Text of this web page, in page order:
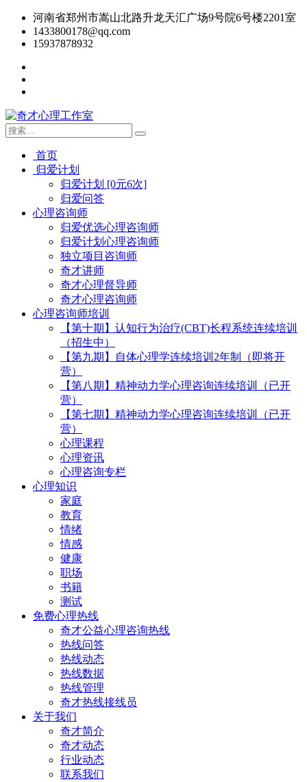
河南省郑州市嵩山北路升龙天汇广场9号院6号楼2201室
1433800178@qq.com
15937878932
首页
归爱计划
归爱计划 [0元6次]
归爱问答
心理咨询师
归爱优选心理咨询师
归爱计划心理咨询师
独立项目咨询师
奇才讲师
奇才心理督导师
奇才心理咨询师
心理咨询师培训
【第十期】认知行为治疗(CBT)长程系统连续培训
（招生中）
【第九期】自体心理学连续培训2年制（即将开
营）
【第八期】精神动力学心理咨询连续培训（已开
营）
【第七期】精神动力学心理咨询连续培训（已开
营）
心理课程
心理资讯
心理咨询专栏
心理知识
家庭
教育
情绪
情感
健康
职场
书籍
测试
免费心理热线
奇才公益心理咨询热线
热线问答
热线动态
热线数据
热线管理
奇才热线接线员
关于我们
奇才简介
奇才动态
行业动态
联系我们